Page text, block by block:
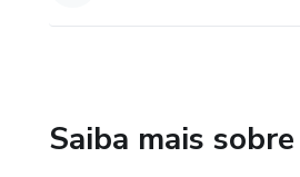
Saiba mais